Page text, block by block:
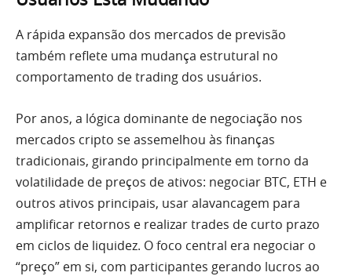
A rápida expansão dos mercados de previsão
também reflete uma mudança estrutural no
comportamento de trading dos usuários.
Por anos, a lógica dominante de negociação nos
mercados cripto se assemelhou às finanças
tradicionais, girando principalmente em torno da
volatilidade de preços de ativos: negociar BTC, ETH e
outros ativos principais, usar alavancagem para
amplificar retornos e realizar trades de curto prazo
em ciclos de liquidez. O foco central era negociar o
“preço” em si, com participantes gerando lucros ao